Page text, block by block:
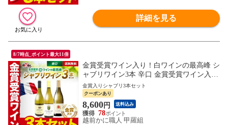
詳細を見る
8/7時点_ポイント最大11倍
金賞受賞ワイン入り！白ワインの最高峰 シ
ャブリワイン3本 辛口 金賞受賞ワイン入り
白ワイン 飲み比べ セット 送料無料 Chablis
ブルゴーニュ シャブリ
金賞入りシャブリ3本セット
クーポンあり
8,600円 送料込み
78
越前かに職人 甲羅組